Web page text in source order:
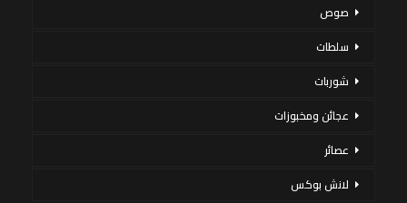
صوص
سلطات
شوربات
عجائن ومخبوزات
عصائر
لانش بوكس